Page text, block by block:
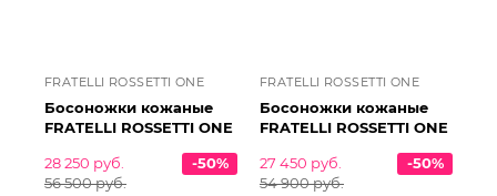
FRATELLI ROSSETTI ONE
Босоножки кожаные
FRATELLI ROSSETTI ONE
28 250 руб.
56 500 руб.
-50%
FRATELLI ROSSETTI ONE
Босоножки кожаные
FRATELLI ROSSETTI ONE
27 450 руб.
54 900 руб.
-50%